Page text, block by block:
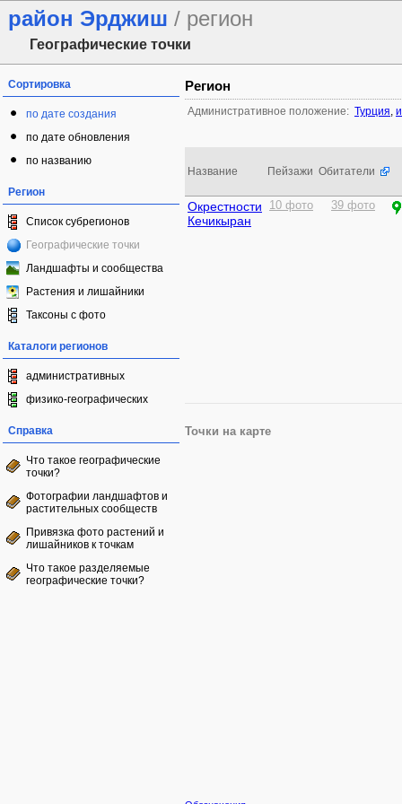
район Эрджиш / регион
Географические точки
Сортировка
по дате создания
по дате обновления
по названию
Регион
Список субрегионов
Географические точки
Ландшафты и сообщества
Растения и лишайники
Таксоны с фото
Каталоги регионов
административных
физико-географических
Справка
Что такое географические
точки?
Фотографии ландшафтов и
растительных сообществ
Привязка фото растений и
лишайников к точкам
Что такое разделяемые
географические точки?
Регион
Административное положение: Турция,
Название Пейзажи Обитатели
Окрестности
Кечикыран
10 фото 39 фото
Точки на карте